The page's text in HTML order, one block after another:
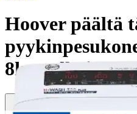
Hoover päältä
8kg valkoinen